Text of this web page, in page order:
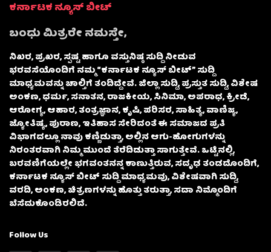
ಕರ್ನಾಟಕ ನ್ಯೂಸ್ ಬೀಟ್
ಬಂಧು ಮಿತ್ರರೇ ನಮಸ್ತೇ,
ನಿಖರ, ಪ್ರಖರ, ಸ್ಪಷ್ಟ ಹಾಗೂ ವಸ್ತುನಿಷ್ಠ ಸುದ್ದಿ ನೀಡುವ
ಭರವಸೆಯೊಂದಿಗೆ ನಮ್ಮ “ಕರ್ನಾಟಕ ನ್ಯೂಸ್ ಬೀಟ್” ಸುದ್ದಿ
ಮಾಧ್ಯಮವನ್ನು ಚಾಲ್ತಿಗೆ ತಂದಿದ್ದೇವೆ. ಜಿಲ್ಲಾ ಸುದ್ದಿ, ಪ್ರಸ್ತುತ ಸುದ್ದಿ, ವಿಶೇಷ
ಅಂಕಣ, ಧರ್ಮ, ಸನಾತನ, ರಾಜಕೀಯ, ಸಿನಿಮಾ, ಅಪರಾಧ, ಕ್ರೀಡೆ,
ಆರೋಗ್ಯ, ಆಹಾರ, ತಂತ್ರಜ್ಞಾನ, ಕೃಷಿ, ಪರಿಸರ, ಸಾಹಿತ್ಯ, ವಾಣಿಜ್ಯ,
ಜ್ಯೋತಿಷ್ಯ, ಪುರಾಣ, ಇತಿಹಾಸ ಸೇರಿದಂತೆ ಈ ಸಮಾಜದ ಪ್ರತಿ
ವಿಭಾಗದಲ್ಲೂ ನಾವು ಕಣ್ಣಿಡುತ್ತಾ, ಅಲ್ಲಿನ ಆಗು-ಹೋಗುಗಳನ್ನು
ನಿರಂತರವಾಗಿ ನಿಮ್ಮ ಮುಂದೆ ತೆರೆದಿಡುತ್ತಾ ಸಾಗುತ್ತೇವೆ. ಒಟ್ಟಿನಲ್ಲಿ,
ಬರವಣಿಗೆಯಲ್ಲೇ ಭಗವಂತನನ್ನ ಕಾಣುತ್ತಿರುವ, ಸದೃಢ ತಂಡದೊಂದಿಗೆ,
ಕರ್ನಾಟಕ ನ್ಯೂಸ್ ಬೀಟ್ ಸುದ್ದಿ ಮಾಧ್ಯಮವು, ವಿಶೇಷವಾಗಿ ಸುದ್ದಿ,
ವರದಿ, ಅಂಕಣ, ಚಿತ್ರಣಗಳನ್ನು ಹೊತ್ತು ತರುತ್ತಾ, ಸದಾ ನಿಮ್ಮೊಂದಿಗೆ
ಬೆಸೆದುಕೊಂಡಿರಲಿದೆ.
Follow Us